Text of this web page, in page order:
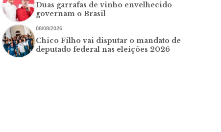
Duas garrafas de vinho envelhecido
governam o Brasil
08/08/2026
Chico Filho vai disputar o mandato de
deputado federal nas eleições 2026